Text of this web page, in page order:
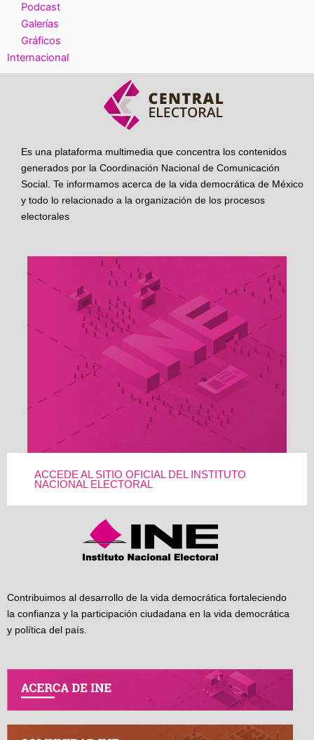
Podcast
Galerías
Gráficos
Internacional
Es una plataforma multimedia que concentra los contenidos
generados por la Coordinación Nacional de Comunicación
Social. Te informamos acerca de la vida democrática de México
y todo lo relacionado a la organización de los procesos
electorales
ACCEDE AL SITIO OFICIAL DEL INSTITUTO
NACIONAL ELECTORAL
Contribuimos al desarrollo de la vida democrática fortaleciendo
la confianza y la participación ciudadana en la vida democrática
y política del país.